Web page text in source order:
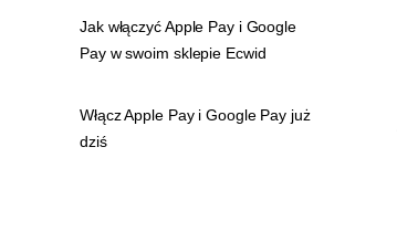
Jak włączyć Apple Pay i Google
Pay w swoim sklepie Ecwid
Włącz Apple Pay i Google Pay już
dziś